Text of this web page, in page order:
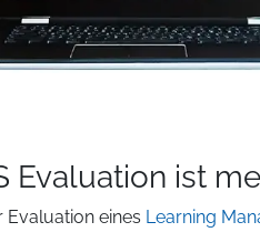
Evaluation ist
Evaluation eines Learning